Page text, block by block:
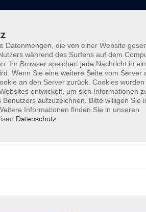
Wochentage Tageszeit
nur buchbare nur beginnende
Datenmengen, die von einer Website
während des Surfens auf dem
Ihr Browser speichert jede Nachricht in
Wenn Sie eine weitere Seite vom Server
an den Server zurück. Cookies
entwickelt, um sich Informationen
Benutzers aufzuzeichnen. Bitte willigen Sie
Informationen finden Sie in unseren
Datenschutz